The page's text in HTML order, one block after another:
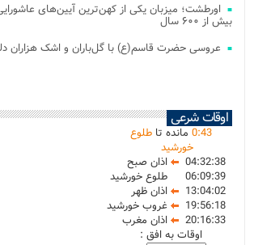
اورطشت؛ میزبان یکی از کهن‌ترین آیین‌های
بیش از ۶۰۰ سال
عروسی حضرت قاسم(ع) با گل‌باران و اشک هزاران
اوقات شرعی
0:43 مانده تاطلوع
خورشید
04:32:38
اذان صبح
06:09:39
طلوع خورشید
13:04:02
اذان ظهر
19:56:18
غروب خورشید
20:16:33
اذان مغرب
اوقات به افق :